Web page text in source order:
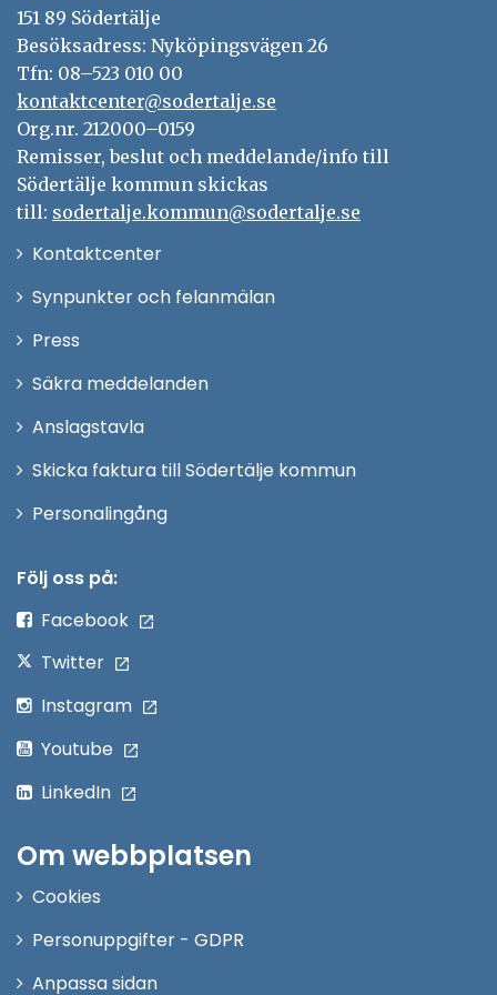
151 89 Södertälje
Besöksadress: Nyköpingsvägen 26
Tfn: 08–523 010 00
kontaktcenter@sodertalje.se
Org.nr. 212000–0159
Remisser, beslut och meddelande/info till
Södertälje kommun skickas
till: sodertalje.kommun@sodertalje.se
KontaktcenterÖppna
Synpunkter och felanmälan
Press
fönster
Säkra meddelanden
Anslagstavla
Skicka faktura till Södertälje kommun
PersonalingångÖppna
Följ oss på:
Facebook
Twitter
Instagram
Youtube
LinkedIn
Om webbplatsen
Cookies
Personuppgifter - GDPR
Anpassa sidan